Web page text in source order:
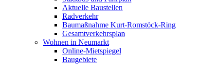
Aktuelle Baustellen
Radverkehr
Baumaßnahme Kurt-Romstöck-Ring
Gesamtverkehrsplan
Wohnen in Neumarkt
Online-Mietspiegel
Baugebiete